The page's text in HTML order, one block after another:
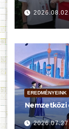
EREDMÉNYEINK
Nemzetközi